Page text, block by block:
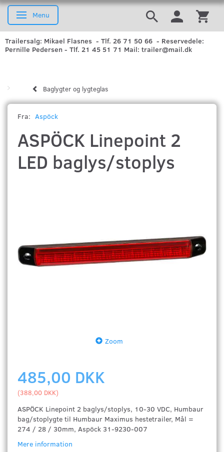
Skifte navigation
Menu
Trailersalg: Mikael Flasnes - Tlf. 26 71 50 66 - Reservedele:
Pernille Pedersen - Tlf. 21 45 51 71 Mail: trailer@mail.dk
Baglygter og lygteglas
Fra: Aspöck
ASPÖCK Linepoint 2
LED baglys/stoplys
Zoom
485,00 DKK
(388,00 DKK)
ASPÖCK Linepoint 2 baglys/stoplys, 10-30 VDC, Humbaur
bag/stoplygte til Humbaur Maximus hestetrailer, Mål =
274 / 28 / 30mm, Aspöck 31-9230-007
Mere information